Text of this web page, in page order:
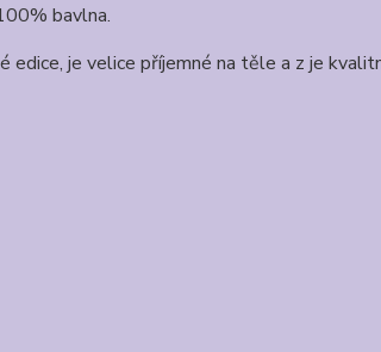
bavlna.
edice, je velice příjemné na těle a z je